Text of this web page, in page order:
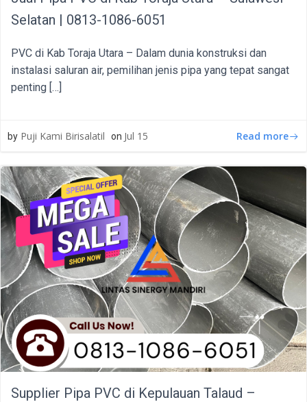
Selatan | 0813-1086-6051
PVC di Kab Toraja Utara – Dalam dunia konstruksi dan
instalasi saluran air, pemilihan jenis pipa yang tepat sangat
penting […]
by Puji Kami Birisalatil on Jul 15 Read more
Supplier Pipa PVC di Kepulauan Talaud –